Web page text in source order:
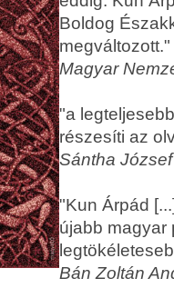
Boldog
megváltozott."
Magyar
"a
részesíti az
Sántha József
"Kun Árpád
újabb magyar
Bán Zoltán